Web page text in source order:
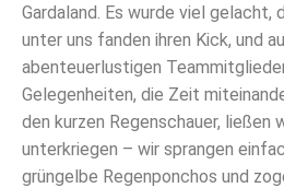
Gardaland. Es wurde viel gelacht,
unter uns fanden ihren Kick, und
abenteuerlustigen
Gelegenheiten, die Zeit
den kurzen Regenschauer, ließen
unterkriegen – wir sprangen
grüngelbe Regenponchos und